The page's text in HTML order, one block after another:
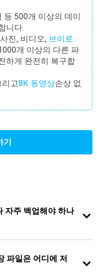
500개 이상의 데이
니다.
진, 비디오, 브이로
개 이상의 다른 파
하게 완전히 복구합
리고8K 동영상손상 없
기
자주 백업해야 하나
파일은 어디에 저